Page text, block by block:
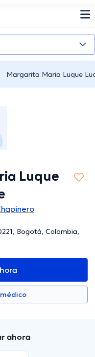
Margarita Maria Luque
Luque
Bogotá, Colombia,
ahora